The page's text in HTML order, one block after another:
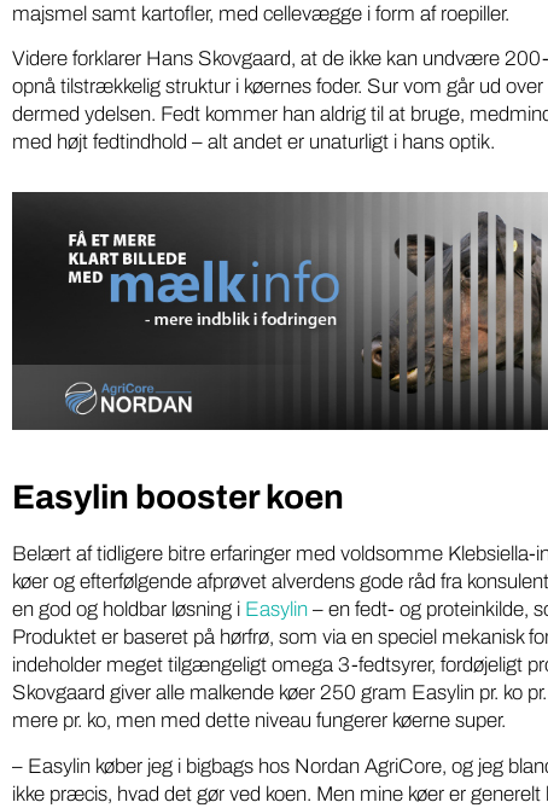
majsmel samt kartofler, med cellevægge i form af roepiller.
Videre forklarer Hans Skovgaard, at de ikke kan undvære
opnå tilstrækkelig struktur i køernes foder. Sur vom går ud
dermed ydelsen. Fedt kommer han aldrig til at bruge,
med højt fedtindhold – alt andet er unaturligt i hans optik.
Easylin booster koen
Belært af tidligere bitre erfaringer med voldsomme Klebsiella-
køer og efterfølgende afprøvet alverdens gode råd fra
en god og holdbar løsning i Easylin – en fedt- og proteinkilde,
Produktet er baseret på hørfrø, som via en speciel mekanisk
indeholder meget tilgængeligt omega 3-fedtsyrer, fordøjeligt
Skovgaard giver alle malkende køer 250 gram Easylin pr. ko
mere pr. ko, men med dette niveau fungerer køerne super.
– Easylin køber jeg i bigbags hos Nordan AgriCore, og jeg
ikke præcis, hvad det gør ved koen. Men mine køer er